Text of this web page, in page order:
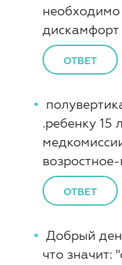
дискамфорт
ОТВЕТ
.ребенку 15
ОТВЕТ
Добрый
что значит: